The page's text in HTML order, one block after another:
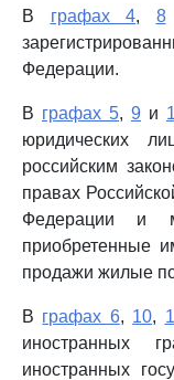
В графах 4, 8
Федерации.
В графах 5, 9 и
юридических
российским
правах
Федерации и
приобретенные
продажи жилые
В графах 6, 10,
иностранных
иностранных